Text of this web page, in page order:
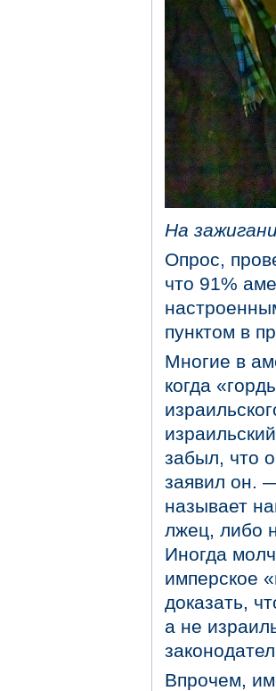
На
Опрос,
что 91%
пунктом в
Многие в
когда
забыл, что
заявил он.
называет
лжец, либо
Иногда
имперское
доказать,
а не
Впрочем,